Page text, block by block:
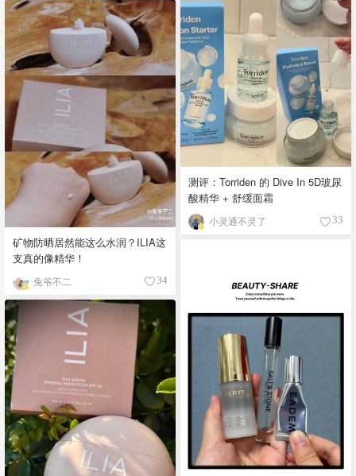
测评：Torriden 的 Dive In 5D玻尿
酸精华 + 舒缓面霜
小灵通不灵了 33
矿物防晒居然能这么水润？ILIA这
支真的像精华！
兔爷不二 34